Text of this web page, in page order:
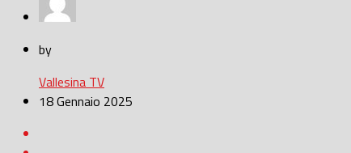
by
Vallesina TV
18 Gennaio 2025